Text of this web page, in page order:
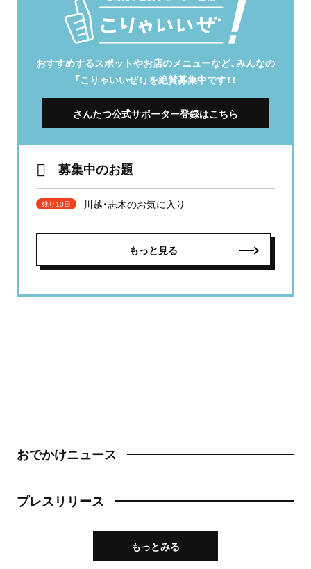
おすすめするスポットやお店のメニューなど、みんなの
「こりゃいいぜ！」を絶賛募集中です！！
さんたつ公式サポーター登録はこちら
募集中のお題
残り10日 川越・志木のお気に入り
もっと見る
おでかけニュース
プレスリリース
もっとみる